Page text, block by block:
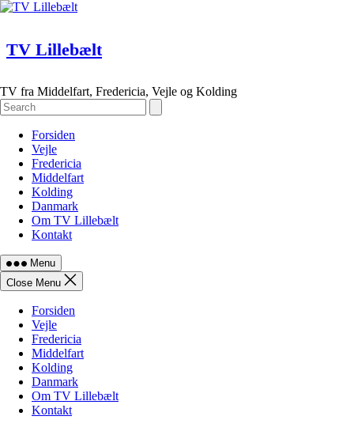
Skip
TV Lillebælt
TV fra Middelfart, Fredericia, Vejle og Kolding
Forsiden
Vejle
Fredericia
Middelfart
Kolding
Danmark
Om TV Lillebælt
Kontakt
Menu
Close Menu
Forsiden
Vejle
Fredericia
Middelfart
Kolding
Danmark
Om TV Lillebælt
Kontakt